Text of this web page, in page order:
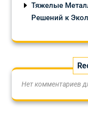
Тяжелые
Решений к
Нет комментариев